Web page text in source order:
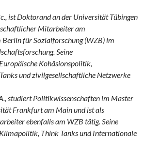
ist Doktorand an der Universität Tübingen
Mitarbeiter am
Berlin für Sozialforschung (WZB) im
Seine
Kohäsionspolitik,
und zivilgesellschaftliche Netzwerke
studiert Politikwissenschaften im Master
Frankfurt am Main und ist als
ebenfalls am WZB tätig. Seine
Think Tanks und Internationale